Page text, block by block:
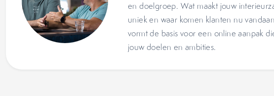
en doelgroep. Wat maakt jouw
uniek en waar komen klanten nu
vormt de basis voor een online aanpak
jouw doelen en ambities.